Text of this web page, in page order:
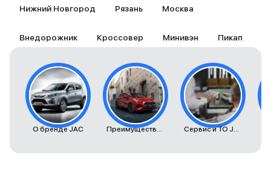
Нижний Новгород Рязань Москва
Внедорожник Кроссовер Минивэн Пикап
О бренде JAC Преимущества автомобилей JAC Сервис и ТО JAC